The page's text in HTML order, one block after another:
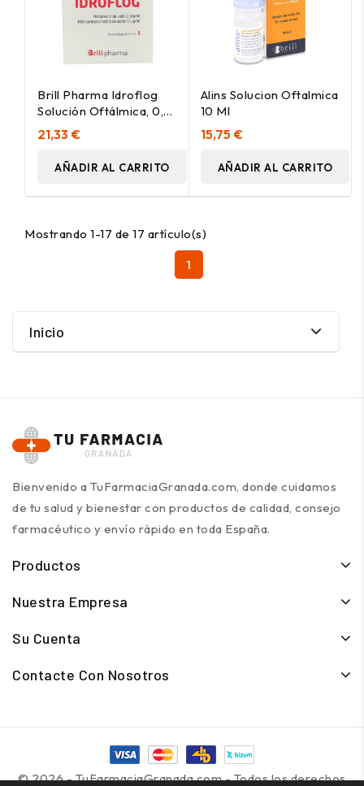
Brill Pharma Idroflog
Solución Oftálmica, 0,5
Ml X 15 Monodosis
21,33 €
AÑADIR AL CARRITO
Alins Solucion Oftalmica
10 Ml
15,75 €
AÑADIR AL CARRITO
Mostrando 1-17 de 17 artículo(s)
1
Inicio
Bienvenido a TuFarmaciaGranada.com, donde cuidamos
de tu salud y bienestar con productos de calidad, consejo
farmacéutico y envío rápido en toda España.
Productos
Nuestra Empresa
Su Cuenta
Contacte Con Nosotros
© 2026 - TuFarmaciaGranada.com - Todos los derechos